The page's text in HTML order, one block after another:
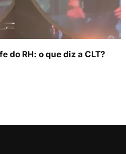
do RH: o que diz a CLT?